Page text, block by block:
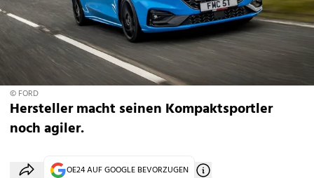
© FORD
Hersteller macht seinen Kompaktsportler
noch agiler.
OE24 AUF GOOGLE BEVORZUGEN